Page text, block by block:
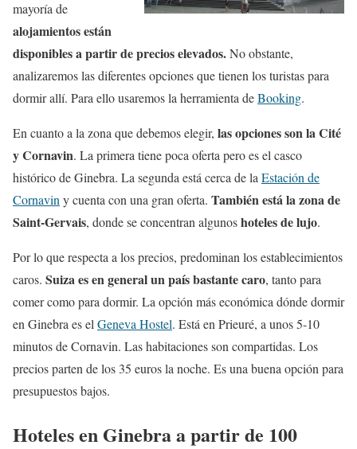
mayoría de
alojamientos están
disponibles a partir de precios elevados.No obstante,
analizaremos las diferentes opciones que tienen los turistas para
dormir allí. Para ello usaremos la herramienta deBooking.
En cuanto a la zona que debemos elegir, las opciones son la Cité
y Cornavin. La primera tiene poca oferta pero es el casco
histórico de Ginebra. La segunda está cerca de la Estación de
Cornavin y cuenta con una gran oferta. También está la zona de
Saint-Gervais, donde se concentran algunoshoteles de lujo.
Por lo que respecta a los precios, predominan los establecimientos
caros. Suiza es en general un país bastante caro, tanto para
comer como para dormir. La opción más económica dónde dormir
en Ginebra es el Geneva Hostel. Está en Prieuré, a unos 5-10
minutos de Cornavin. Las habitaciones son compartidas. Los
precios parten de los 35 euros la noche. Es una buena opción para
presupuestos bajos.
Hoteles en Ginebra a partir de 100